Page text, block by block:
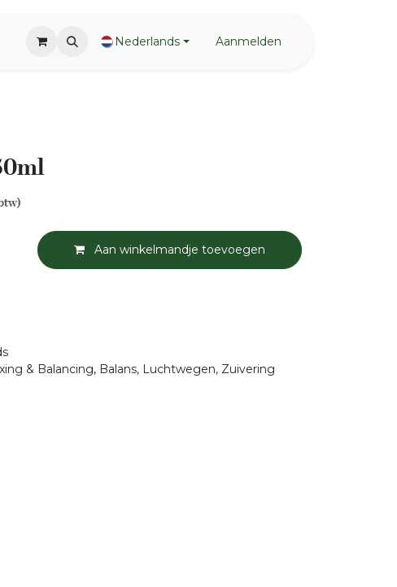
Nederlands Aanmelden
Aan winkelmandje toevoegen
& Balancing, Balans, Luchtwegen, Zuivering